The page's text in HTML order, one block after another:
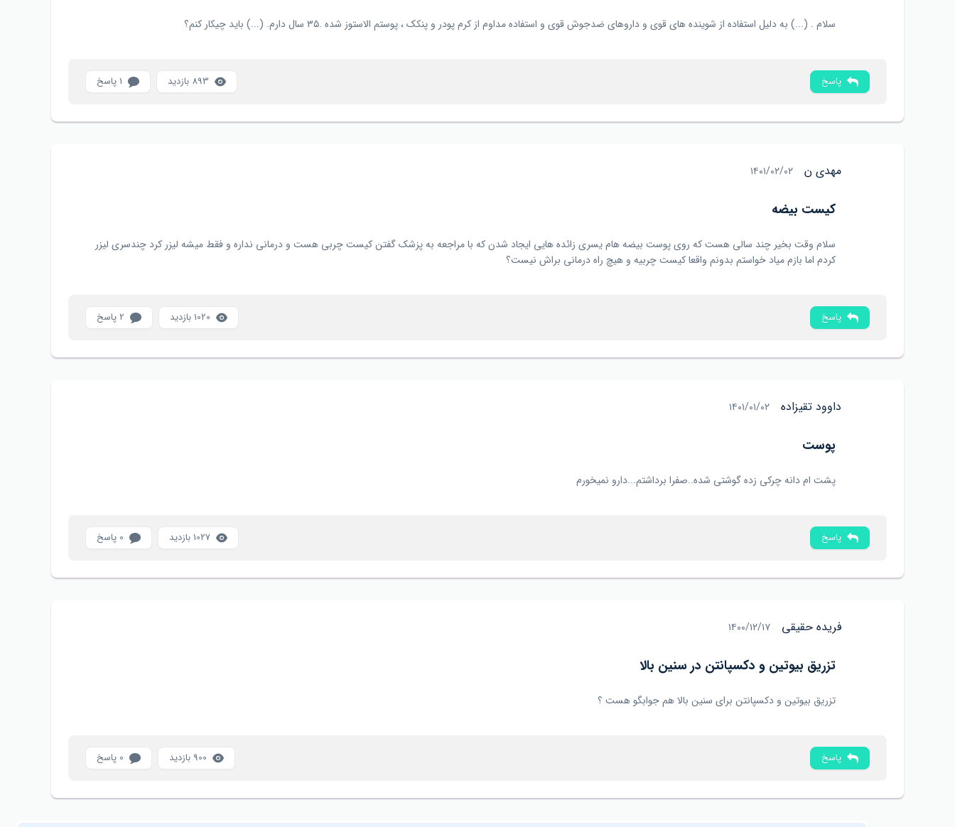
سلام . (...) به دلیل استفاده از شوینده های قوی و داروهای ضدجوش قوی و استفاده مداوم از کرم پودر و پنکک ، پوستم الاستوز شده .۳۵ سال دارم. (...) باید چیکار کنم؟
پاسخ 893 بازدید 1 پاسخ
مهدی ن ۱۴۰۱/۰۲/۰۲
کیست بیضه
سلام وقت بخیر چند سالی هست که روی پوست بیضه هام یسری زائده هایی ایجاد شدن که با مراجعه به پزشک گفتن کیست چربی هست و درمانی نداره و فقط میشه لیزر کرد چندسری لیزر
کردم اما بازم میاد خواستم بدونم واقعا کیست چربیه و هیچ راه درمانی براش نیست؟
پاسخ 1020 بازدید 2 پاسخ
داوود تقیزاده ۱۴۰۱/۰۱/۰۲
پوست
پشت ام دانه چرکی زده گوشتی شده..صفرا برداشتم...دارو نمیخورم
پاسخ 1027 بازدید 0 پاسخ
فریده حقیقی ۱۴۰۰/۱۲/۱۷
تزریق بیوتین و دکسپانتن در سنین بالا
تزریق بیوتین و دکسپانتن برای سنین بالا هم جوابگو هست ؟
پاسخ 900 بازدید 0 پاسخ